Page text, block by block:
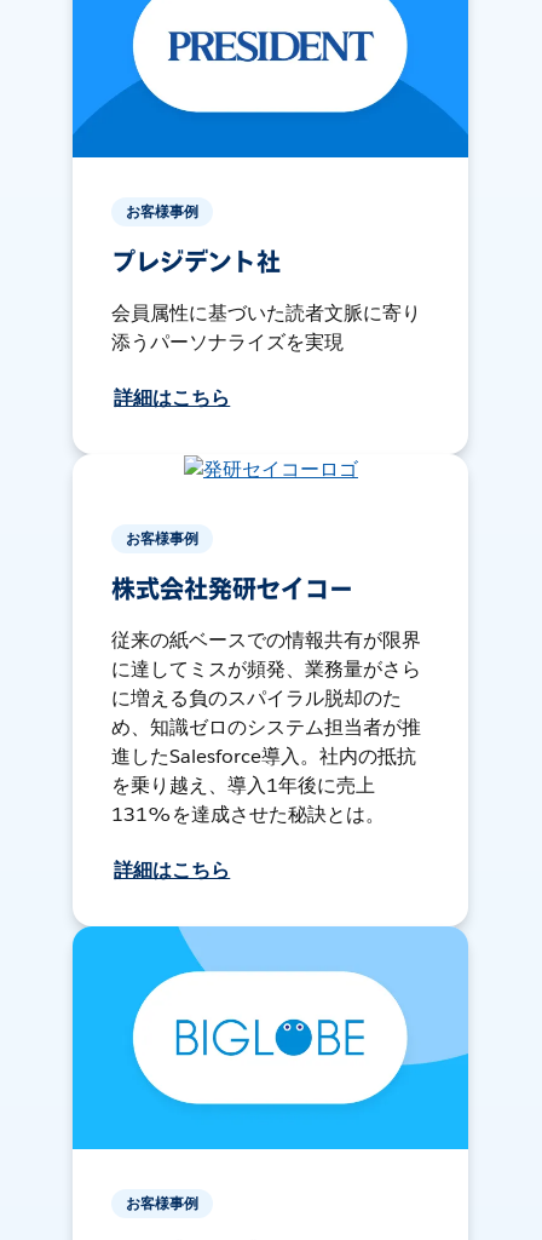
お客様事例
プレジデント社
会員属性に基づいた読者文脈に寄り
添うパーソナライズを実現
詳細はこちら
お客様事例
株式会社発研セイコー
従来の紙ベースでの情報共有が限界
に達してミスが頻発、業務量がさら
に増える負のスパイラル脱却のた
め、知識ゼロのシステム担当者が推
進したSalesforce導入。社内の抵抗
を乗り越え、導入1年後に売上
131%を達成させた秘訣とは。
詳細はこちら
お客様事例